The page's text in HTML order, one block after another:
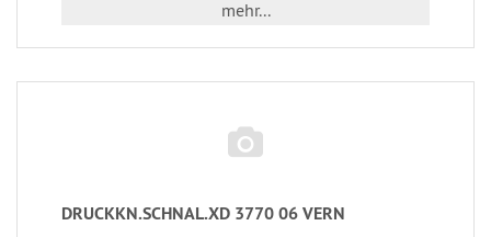
mehr...
DRUCKKN.SCHNAL.XD 3770 06 VERN